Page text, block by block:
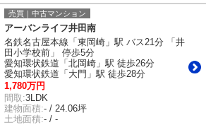
売買｜中古マンション
アーバンライフ井田南
名鉄名古屋本線「東岡崎」駅 バス21分 「井
田小学校前」 停歩5分
愛知環状鉄道「北岡崎」駅 徒歩26分
愛知環状鉄道「大門」駅 徒歩28分
1,780万円
間取:3LDK
建物面積:- / 24.06坪
土地面積:- / -